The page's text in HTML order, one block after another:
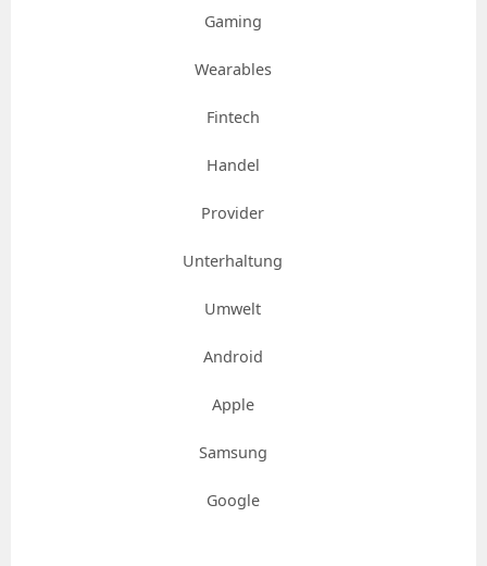
Gaming
Wearables
Fintech
Handel
Provider
Unterhaltung
Umwelt
Android
Apple
Samsung
Google